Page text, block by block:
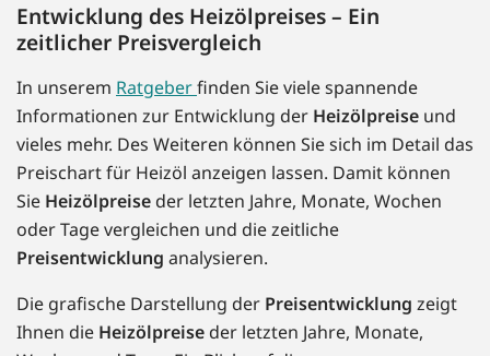
Entwicklung des Heizölpreises – Ein
zeitlicher Preisvergleich
In unserem Ratgeberfinden Sie viele spannende
Informationen zur Entwicklung der Heizölpreise und
vieles mehr. Des Weiteren können Sie sich im Detail das
Preischart für Heizöl anzeigen lassen. Damit können
Sie Heizölpreise der letzten Jahre, Monate, Wochen
oder Tage vergleichen und die zeitliche
Preisentwicklung analysieren.
Die grafische Darstellung der Preisentwicklung zeigt
Ihnen die Heizölpreise der letzten Jahre, Monate,